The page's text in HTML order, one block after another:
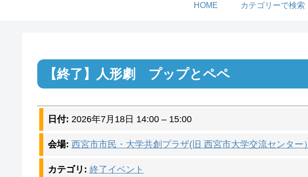
HOME カテゴリーで検索
人形劇 プップとペペ
日付: 2026年7月18日 14:00– 15:00
会場: 西宮市市民・大学共創プラザ(旧 西宮市大学交流センター）
カテゴリ: 終了イベント